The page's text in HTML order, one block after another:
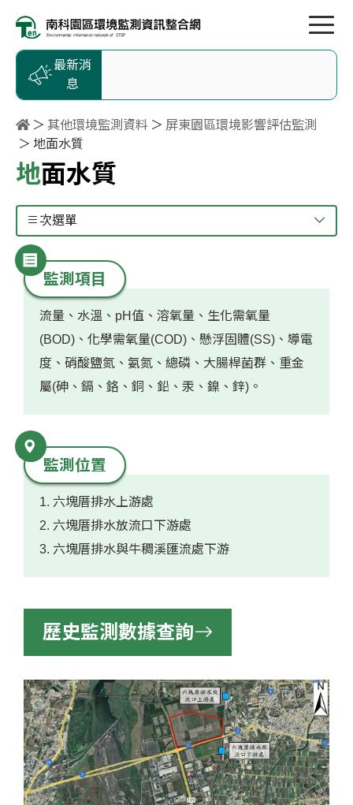
最新消
息
其他環境監測資料
屏東園區環境影響評估監測
地面水質
地面水質
次選單
監測項目
流量、水溫、pH值、溶氧量、生化需氧量
(BOD)、化學需氧量(COD)、懸浮固體(SS)、導電
度、硝酸鹽氮、氨氮、總磷、大腸桿菌群、重金
屬(砷、鎘、鉻、銅、鉛、汞、鎳、鋅)。
監測位置
1. 六塊厝排水上游處
2. 六塊厝排水放流口下游處
3. 六塊厝排水與牛稠溪匯流處下游
歷史監測數據查詢